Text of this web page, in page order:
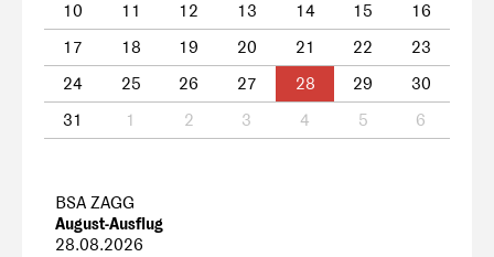
10
11 12 13 14 15
16
17
18 19 20 21 22
23
24
25 26 27 28 29
30
31
1 2 3 4 5 6
BSA ZAGG
August-Ausflug
28.08.2026